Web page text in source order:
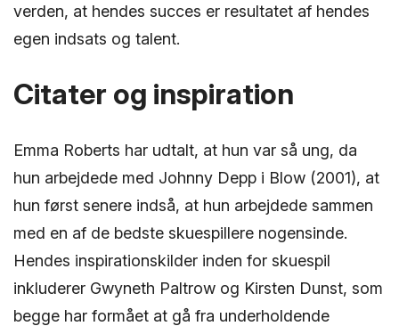
verden, at hendes succes er resultatet af hendes
egen indsats og talent.
Citater og inspiration
Emma Roberts har udtalt, at hun var så ung, da
hun arbejdede med Johnny Depp i Blow (2001), at
hun først senere indså, at hun arbejdede sammen
med en af de bedste skuespillere nogensinde.
Hendes inspirationskilder inden for skuespil
inkluderer Gwyneth Paltrow og Kirsten Dunst, som
begge har formået at gå fra underholdende